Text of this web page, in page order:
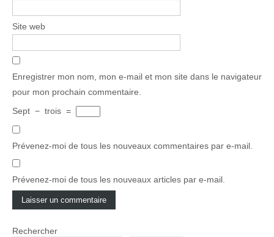
Site web
Enregistrer mon nom, mon e-mail et mon site dans le navigateur
pour mon prochain commentaire.
Sept − trois =
Prévenez-moi de tous les nouveaux commentaires par e-mail.
Prévenez-moi de tous les nouveaux articles par e-mail.
Rechercher